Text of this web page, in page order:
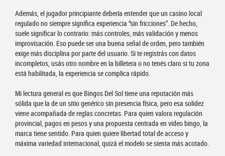
Además, el jugador principiante debería entender que un casino local
regulado no siempre significa experiencia “sin fricciones”. De hecho,
suele significar lo contrario: más controles, más validación y menos
improvisación. Eso puede ser una buena señal de orden, pero también
exige más disciplina por parte del usuario. Si te registrás con datos
incompletos, usás otro nombre en la billetera o no tenés claro si tu zona
está habilitada, la experiencia se complica rápido.
Mi lectura general es que Bingos Del Sol tiene una reputación más
sólida que la de un sitio genérico sin presencia física, pero esa solidez
viene acompañada de reglas concretas. Para quien valora regulación
provincial, pagos en pesos y una propuesta centrada en video bingo, la
marca tiene sentido. Para quien quiere libertad total de acceso y
máxima variedad internacional, quizá el modelo se sienta más acotado.